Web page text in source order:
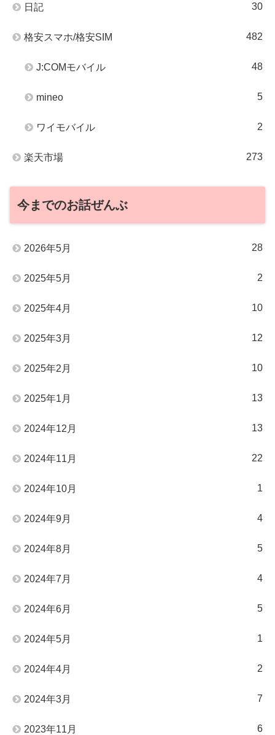
日記 30
格安スマホ/格安SIM 482
J:COMモバイル 48
mineo 5
ワイモバイル 2
楽天市場 273
今までのお話ぜんぶ
2026年5月 28
2025年5月 2
2025年4月 10
2025年3月 12
2025年2月 10
2025年1月 13
2024年12月 13
2024年11月 22
2024年10月 1
2024年9月 4
2024年8月 5
2024年7月 4
2024年6月 5
2024年5月 1
2024年4月 2
2024年3月 7
2023年11月 6